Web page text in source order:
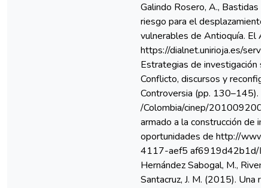
Galindo Rosero, A., Bastidas
riesgo para el
vulnerables de Antioquía. El
https://dialnet.unirioja.es/
Estrategias de investigación
Conflicto, discursos y
Controversia (pp. 130–145).
/Colombia/cinep/
armado a la construcción de
oportunidades de http://
4117-aef5 af6919d42b1d/
Hernández Sabogal, M.,
Santacruz, J. M. (2015). Una